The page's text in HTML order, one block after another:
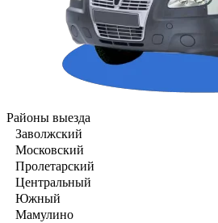
Районы выезда
Заволжский
Московский
Пролетарский
Центральный
Южный
Мамулино